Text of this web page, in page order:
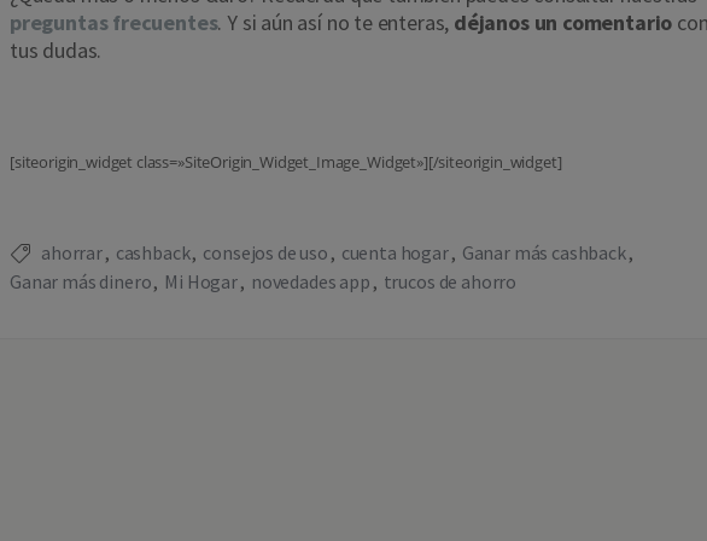
preguntas frecuentes. Y si aún así no te enteras, déjanos un comentario
tus dudas.
[siteorigin_widget class=»SiteOrigin_Widget_Image_Widget»][/siteorigin_widget]
ahorrar cashback consejos de uso cuenta hogar
Ganar más cashback
Ganar más dinero
Mi Hogar novedades app trucos de ahorro